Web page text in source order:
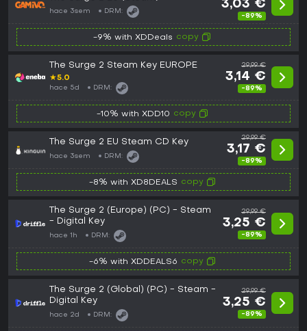
hace 3sem DRM:
3,03 €
-89%
-9% with XDDeals copy
The Surge 2 Steam Key EUROPE
★5.0
hace 5d DRM:
29,99 €
3,14 €
-89%
-10% with XDD10 copy
The Surge 2 EU Steam CD Key
hace 3sem DRM:
29,99 €
3,17 €
-89%
-8% with XD8DEALS copy
The Surge 2 (Europe) (PC) - Steam
- Digital Key
hace 1h DRM:
29,99 €
3,25 €
-89%
-6% with XDDEALS6 copy
The Surge 2 (Global) (PC) - Steam -
Digital Key
hace 2d DRM:
29,99 €
3,25 €
-89%